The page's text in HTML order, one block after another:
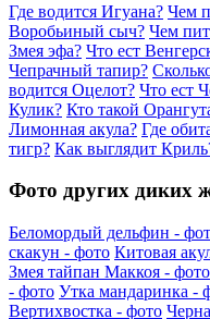
Где водится Игуана? Чем
Воробьиный сыч? Чем
Змея эфа? Что ест
Чепрачный тапир?
водится Оцелот? Что ест
Кулик? Кто такой
Лимонная акула? Где
тигр? Как выглядит
Фото других диких
Беломордый дельфин -
скакун - фото Китовая
Змея тайпан Маккоя - фото
- фото Утка мандаринка -
Вертихвостка - фото